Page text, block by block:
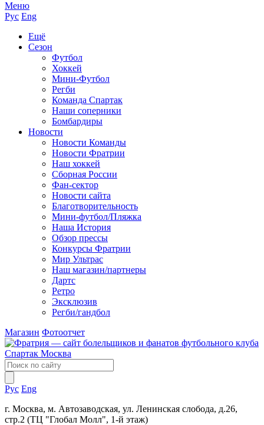
Меню
Рус Eng
Ещё
Сезон
Футбол
Хоккей
Мини-Футбол
Регби
Команда Спартак
Наши соперники
Бомбардиры
Новости
Новости Команды
Новости Фратрии
Наш хоккей
Сборная России
Фан-cектор
Новости сайта
Благотворительность
Мини-футбол/Пляжка
Наша История
Обзор прессы
Конкурсы Фратрии
Мир Ультрас
Наш магазин/партнеры
Дартс
Ретро
Эксклюзив
Регби/гандбол
Магазин Фотоотчет
Рус Eng
г. Москва, м. Автозаводская, ул. Ленинская слобода, д.26,
стр.2 (ТЦ "Глобал Молл", 1-й этаж)